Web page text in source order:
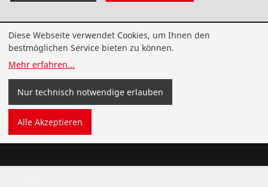
Newsletter abonnieren und profitieren
Verpasse keine Neuigkeiten zu innovativen Produkten,
exklusiven Angeboten und nützlichen Services.
Jetzt abonnieren
Diese Webseite verwendet Cookies, um Ihnen den
bestmöglichen Service bieten zu können.
Mehr erfahren...
Nur technisch notwendige erlauben
Alle Akzeptieren